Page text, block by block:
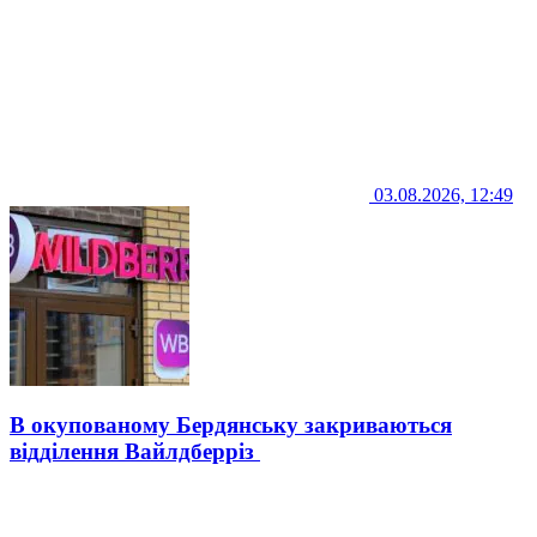
03.08.2026, 12:49
В окупованому Бердянську закриваються
відділення Вайлдберріз